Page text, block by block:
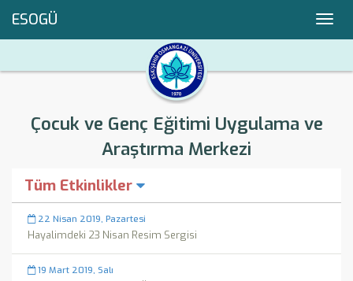
ESOGÜ
Çocuk ve Genç Eğitimi Uygulama ve
Araştırma Merkezi
Tüm Etkinlikler
22 Nisan 2019, Pazartesi
Hayalimdeki 23 Nisan Resim Sergisi
19 Mart 2019, Salı